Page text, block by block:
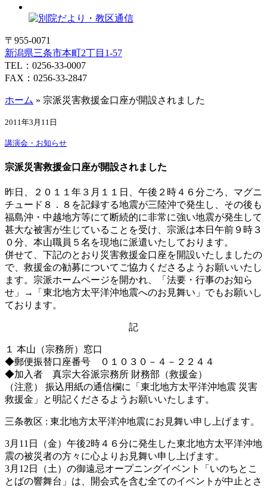
〒955-0071
新潟県三条市本町2丁目1-57
TEL：0256-33-0007
FAX：0256-33-2847
ホーム » 宗派災害救援金口座が開設されました
2011年3月11日
講演会・お知らせ
宗派災害救援金口座が開設されました
昨日、２０１１年３月１１日、午後２時４６分ごろ、マグニ
チュード８．８を記録する地震が三陸沖で発生し、その後も
福島沖・中越地方等にて断続的に非常に強い地震が発生して
甚大な被害が生じていることを受け、宗派は本日午前９時３
０分、本山職員５名を現地に派遣いたしております。
併せて、下記のとおり災害救援金口座を開設いたしましたの
で、救援金の勧募についてご協力くださるようお願いいたし
ます。宗派ホームページを開かれ、「法要・行事のお知ら
せ」→「東北地方太平洋沖地震へのお見舞い」でもお願いし
ております。
記
１ 本山（宗務所）窓口
◆郵便振替口座番号 ０１０３０－４－２２４４
◆加入者 真宗大谷派宗務所 財務部（救援金）
（注意） 振込用紙の通信欄に「東北地方太平洋沖地震 災害
救援金」と明記くださるようお願いいたします。
三条教区 : 東北地方太平洋沖地震にお見舞い申し上げます。
3月11日（金）午後2時４６分に発生した東北地方太平洋沖地
震の被災者の方々に心よりお見舞い申し上げます。
3月12日（土）の御遠忌オープニングイベント「いのちとこ
とばの響舞台」は、開会式を含む全てのイベントが中止とさ